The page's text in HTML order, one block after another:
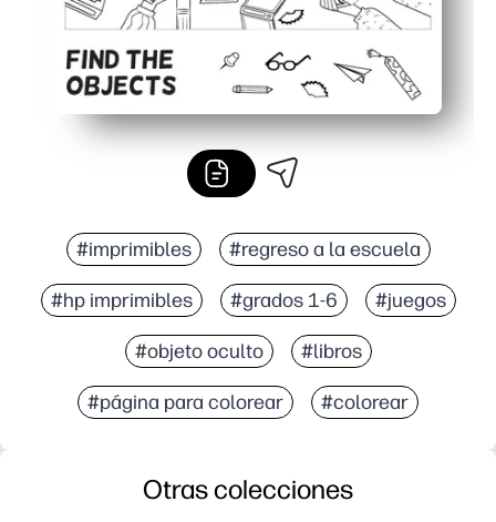
#imprimibles #regreso a la escuela
#hp imprimibles #grados 1-6 #juegos
#objeto oculto #libros
#página para colorear #colorear
Otras colecciones